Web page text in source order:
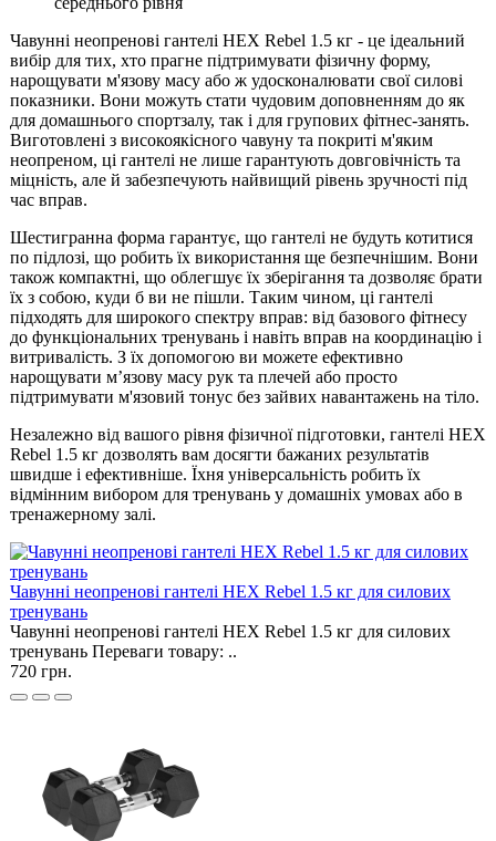
Чавунні неопренові гантелі HEX Rebel 1.5 кг - це ідеальний
вибір для тих, хто прагне підтримувати фізичну форму,
нарощувати м'язову масу або ж удосконалювати свої силові
показники. Вони можуть стати чудовим доповненням до як
для домашнього спортзалу, так і для групових фітнес-занять.
Виготовлені з високоякісного чавуну та покриті м'яким
неопреном, ці гантелі не лише гарантують довговічність та
міцність, але й забезпечують найвищий рівень зручності під
час вправ.
Шестигранна форма гарантує, що гантелі не будуть котитися
по підлозі, що робить їх використання ще безпечнішим. Вони
також компактні, що облегшує їх зберігання та дозволяє брати
їх з собою, куди б ви не пішли. Таким чином, ці гантелі
підходять для широкого спектру вправ: від базового фітнесу
до функціональних тренувань і навіть вправ на координацію і
витривалість. З їх допомогою ви можете ефективно
нарощувати м’язову масу рук та плечей або просто
підтримувати м'язовий тонус без зайвих навантажень на тіло.
Незалежно від вашого рівня фізичної підготовки, гантелі HEX
Rebel 1.5 кг дозволять вам досягти бажаних результатів
швидше і ефективніше. Їхня універсальність робить їх
відмінним вибором для тренувань у домашніх умовах або в
тренажерному залі.
Чавунні неопренові гантелі HEX Rebel 1.5 кг для силових
тренувань
Чавунні неопренові гантелі HEX Rebel 1.5 кг для силових
тренувань Переваги товару: ..
720 грн.